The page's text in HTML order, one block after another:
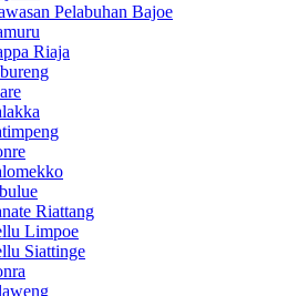
Pelabuhan Bajoe
Riaja
Riattang
Limpoe
Siattinge